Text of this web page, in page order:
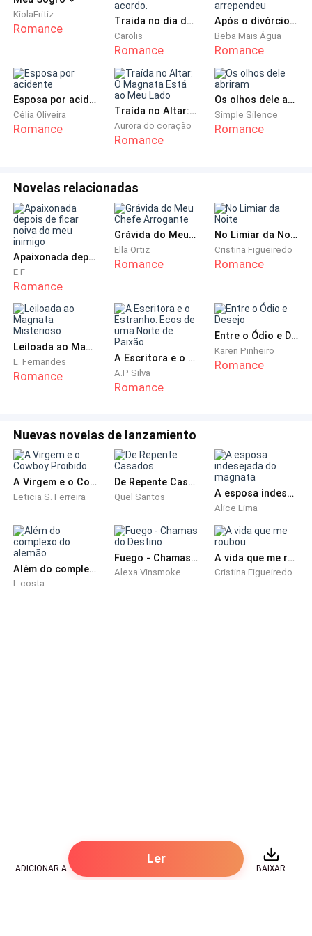
junto com o senhor Franco, dono da loja e exigente
como era antes quando éramos apenas clientes de
Bernard não era de ligar para o meu trabalho. Mas
como desligo meu celular quando Seu Franco está
presente, certamente é algo emergencial.
— Drezza, a mamãe, ela enlouqueceu!
— Bernard, estou trabalhando, sabe que meu patrão é
um homem muito exigente. Liga para Letícia ou para
Anselmo, estamos escolhendo peças.
— A mamãe gastou o dinheiro do colégio da Marjorie,
na verdade ela gastou tudo, toda a nossa pensão.
Minha faculdade Drezza?
— Liga para Anselmo, por favor! Se ele estiver
ocupado, pede para Letícia. Eu sei que você está
trabalho!
Eu tinha vergonha de assumir, mas ultimamente, eu
tinha vontade de esganar a minha mãe. Ela ganha
quase trinta mil em salario, mas insiste em ter uma
vida de rainha e esquece que essa vida não a pertence
mais. Metade praticamente do que ela ganha é
descontado por empréstimos e graças a Deus não
pode comprometer mais a pensão. Parece que ela
— Minha mãe. Como sempre dando problema!
KiolaFritiz
Romance
Traida no dia do casamento- O acordo.
Carolis
Romance
Após o divórcio, a Presidenta se arrependeu
Beba Mais Água
Romance
Esposa por acidente
Célia Oliveira
Romance
Traída no Altar: O Magnata Está ao Meu Lado
Aurora do coração
Romance
Os olhos dele abriram
Simple Silence
Romance
Novelas relacionadas
Apaixonada depois de ficar noiva do meu inimigo
E.F
Romance
Grávida do Meu Chefe Arrogante
Ella Ortiz
Romance
No Limiar da Noite
Cristina Figueiredo
Romance
Leiloada ao Magnata Misterioso
L. Fernandes
Romance
A Escritora e o Estranho: Ecos de uma Noite de Paixão
A.P Silva
Romance
Entre o Ódio e Desejo
Karen Pinheiro
Romance
Nuevas novelas de lanzamiento
A Virgem e o Cowboy Proibido
Leticia S. Ferreira
De Repente Casados
Quel Santos A esposa indesejada do magnata
Alice Lima
Além do complexo do alemão
L costa
Fuego - Chamas do Destino
Alexa Vinsmoke
A vida que me roubou
Cristina Figueiredo
ADICIONAR A
Ler
BAIXAR